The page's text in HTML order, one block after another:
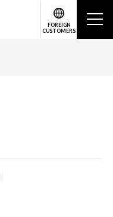
FOREIGN
CUSTOMERS